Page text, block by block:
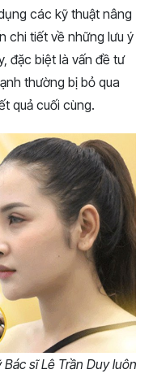
các kỹ thuật nâng
chi tiết về những lưu ý
đặc biệt là vấn đề tư
thường bị bỏ qua
quả cuối cùng.
sĩ Lê Trần Duy luôn